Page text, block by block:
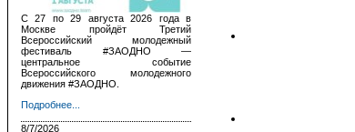
С 27 по 29 августа 2026 года в
Москве пройдёт Третий
Всероссийский молодежный
фестиваль #ЗАОДНО —
центральное событие
Всероссийского молодежного
движения #ЗАОДНО.
Подробнее...
8/7/2026